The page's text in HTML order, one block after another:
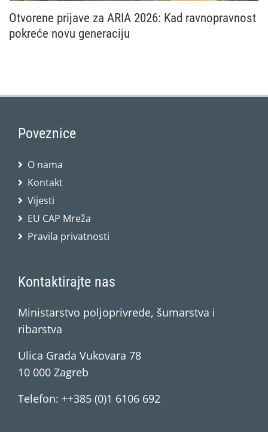
Otvorene prijave za ARIA 2026: Kad ravnopravnost
pokreće novu generaciju
Poveznice
O nama
Kontakt
Vijesti
EU CAP Mreža
Pravila privatnosti
Kontaktirajte nas
Ministarstvo poljoprivrede, šumarstva i
ribarstva
Ulica Grada Vukovara 78
10 000 Zagreb
Telefon: ++385 (0)1 6106 692